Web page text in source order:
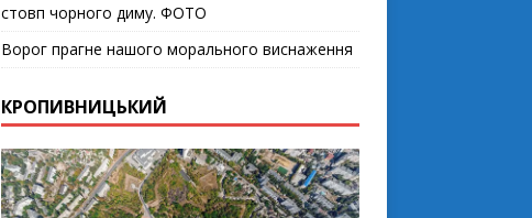
стовп чорного диму. ФОТО
Ворог прагне нашого морального виснаження
КРОПИВНИЦЬКИЙ